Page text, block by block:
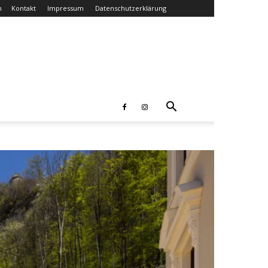
Kontakt Impressum Datenschutzerklärung